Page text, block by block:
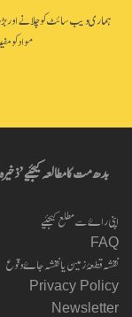
ہماری ویب سائٹ کو چلانے اور
مواد کو
بدھ مت کا مطالعہ کیجئیے’
اپنی راۓ سے مطلع کیجئیے
FAQ
نقشہ قطعۂ زمین یا نقشہ جاۓ وقوع
Privacy Policy
Newsletter